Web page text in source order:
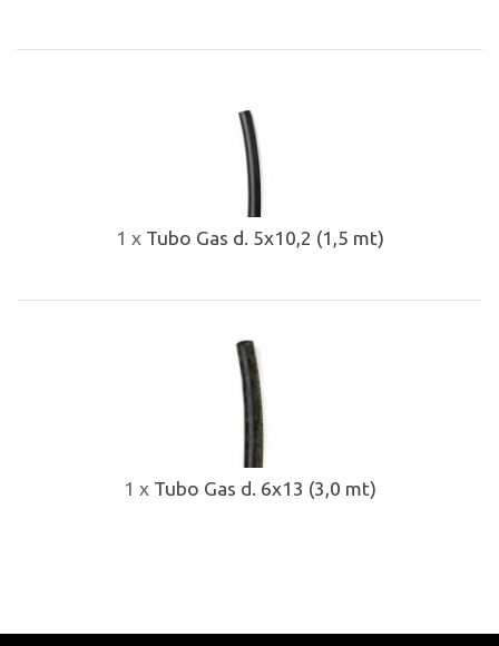
1 x Tubo Gas d. 5x10,2 (1,5 mt)
1 x Tubo Gas d. 6x13 (3,0 mt)